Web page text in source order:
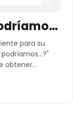
Plantilla de "¿Cómo podríamos...?"
para su
obtener